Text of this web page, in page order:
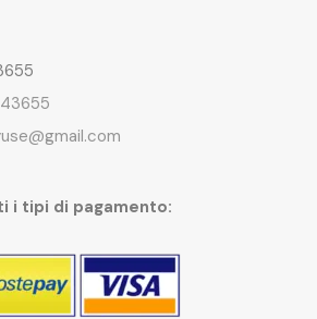
i tipi di pagamento: